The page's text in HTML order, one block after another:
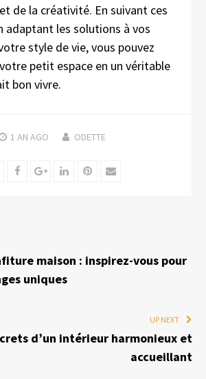
de la créativité. En suivant ces
adaptant les solutions à vos
style de vie, vous pouvez
petit espace en un véritable
bon vivre.
1 AN AGO ODETTE
TwitterFacebookGoogle+LinkedInPinterest
Email
maison : inspirez-vous pour
uniques
UP NEXT
d’un intérieur harmonieux et
accueillant